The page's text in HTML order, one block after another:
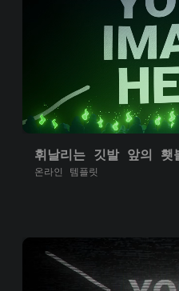
온라인 템플릿